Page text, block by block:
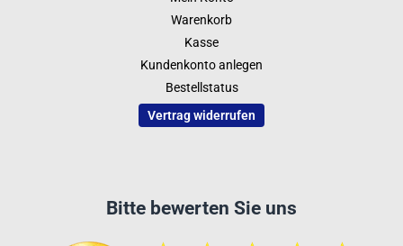
Warenkorb
Kasse
Kundenkonto anlegen
Bestellstatus
Vertrag widerrufen
Bitte bewerten Sie uns